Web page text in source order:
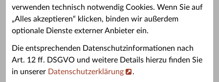
verwenden technisch notwendig Cookies. Wenn Sie auf
„Alles akzeptieren“ klicken, binden wir außerdem
optionale Dienste externer Anbieter ein.
Die entsprechenden Datenschutzinformationen nach
Art. 12 ff. DSGVO und weitere Details hierzu finden Sie
in unserer Datenschutzerklärung .
Grußwort des OB